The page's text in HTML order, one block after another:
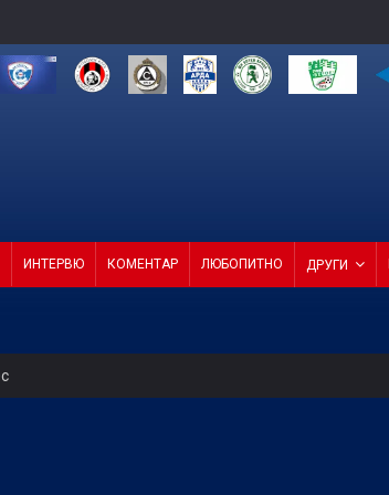
ИНТЕРВЮ КОМЕНТАР ЛЮБОПИТНО ДРУГИ
ход на Левски и срещу Локо (Пд)